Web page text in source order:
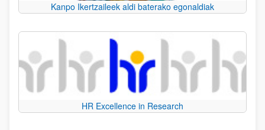
Kanpo Ikertzaileek aldi baterako egonaldiak
HR Excellence in Research